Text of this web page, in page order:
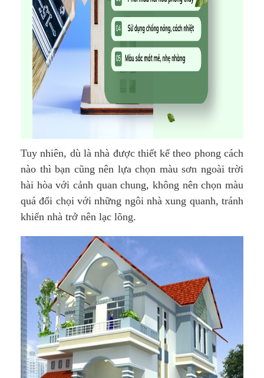
Tuy nhiên, dù là nhà được thiết kế theo phong cách
nào thì bạn cũng nên lựa chọn màu sơn ngoài trời
hài hòa với cảnh quan chung, không nên chọn màu
quá đối chọi với những ngôi nhà xung quanh, tránh
khiến nhà trở nên lạc lõng.